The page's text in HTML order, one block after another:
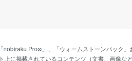
Pro∞」、「ウォームストーンパック
上に掲載されているコンテンツ（文書、画像な